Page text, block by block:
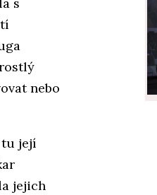
s
nebo
tu její
jejich